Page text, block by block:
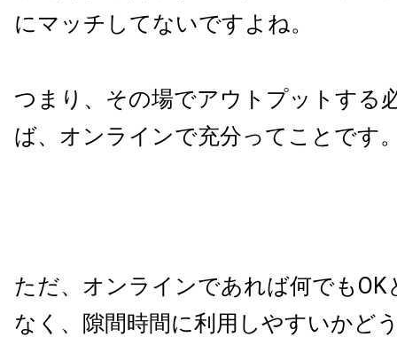
にマッチしてないですよね。
つまり、その場でアウトプットする
ば、オンラインで充分ってことです
ただ、オンラインであれば何でも
なく、隙間時間に利用しやすいかど